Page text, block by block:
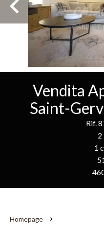
Vendita
Saint-
Rif.
2
1
Homepage